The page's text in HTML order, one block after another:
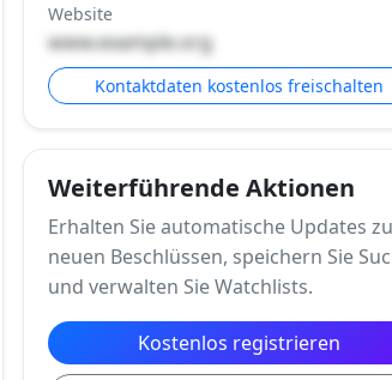
Website
www.example.org
Kontaktdaten kostenlos freischalten
Weiterführende Aktionen
Erhalten Sie automatische Updates zu
neuen Beschlüssen, speichern Sie
und verwalten Sie Watchlists.
Kostenlos registrieren